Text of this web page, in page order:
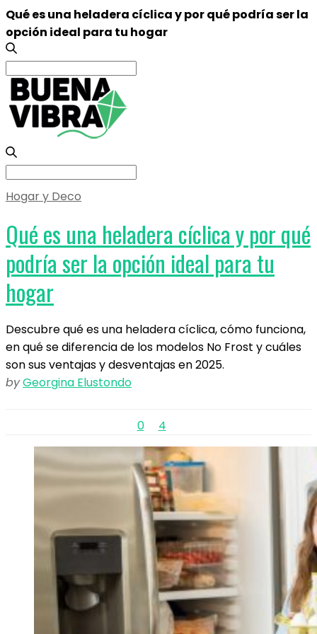
Qué es una heladera cíclica y por qué podría ser la
opción ideal para tu hogar
Search
for:
Search
Hogar y Deco
Qué es una heladera cíclica y por qué
podría ser la opción ideal para tu
hogar
Descubre qué es una heladera cíclica, cómo funciona,
en qué se diferencia de los modelos No Frost y cuáles
son sus ventajas y desventajas en 2025.
byGeorgina Elustondo
0 4